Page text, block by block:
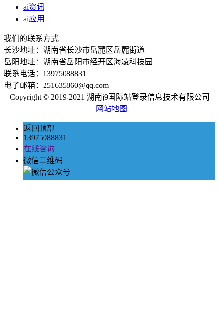
ai资讯
ai应用
我们的联系方式
长沙地址：湖南省长沙市岳麓区岳麓街道
岳阳地址：湖南省岳阳市经开区海凌科技园
联系电话：13975088831
电子邮箱：251635860@qq.com
Copyright © 2019-2021 湖南j9国际站登录信息技术有限公司
网站地图
返回顶部
13975088831
在线咨询
微信二维码